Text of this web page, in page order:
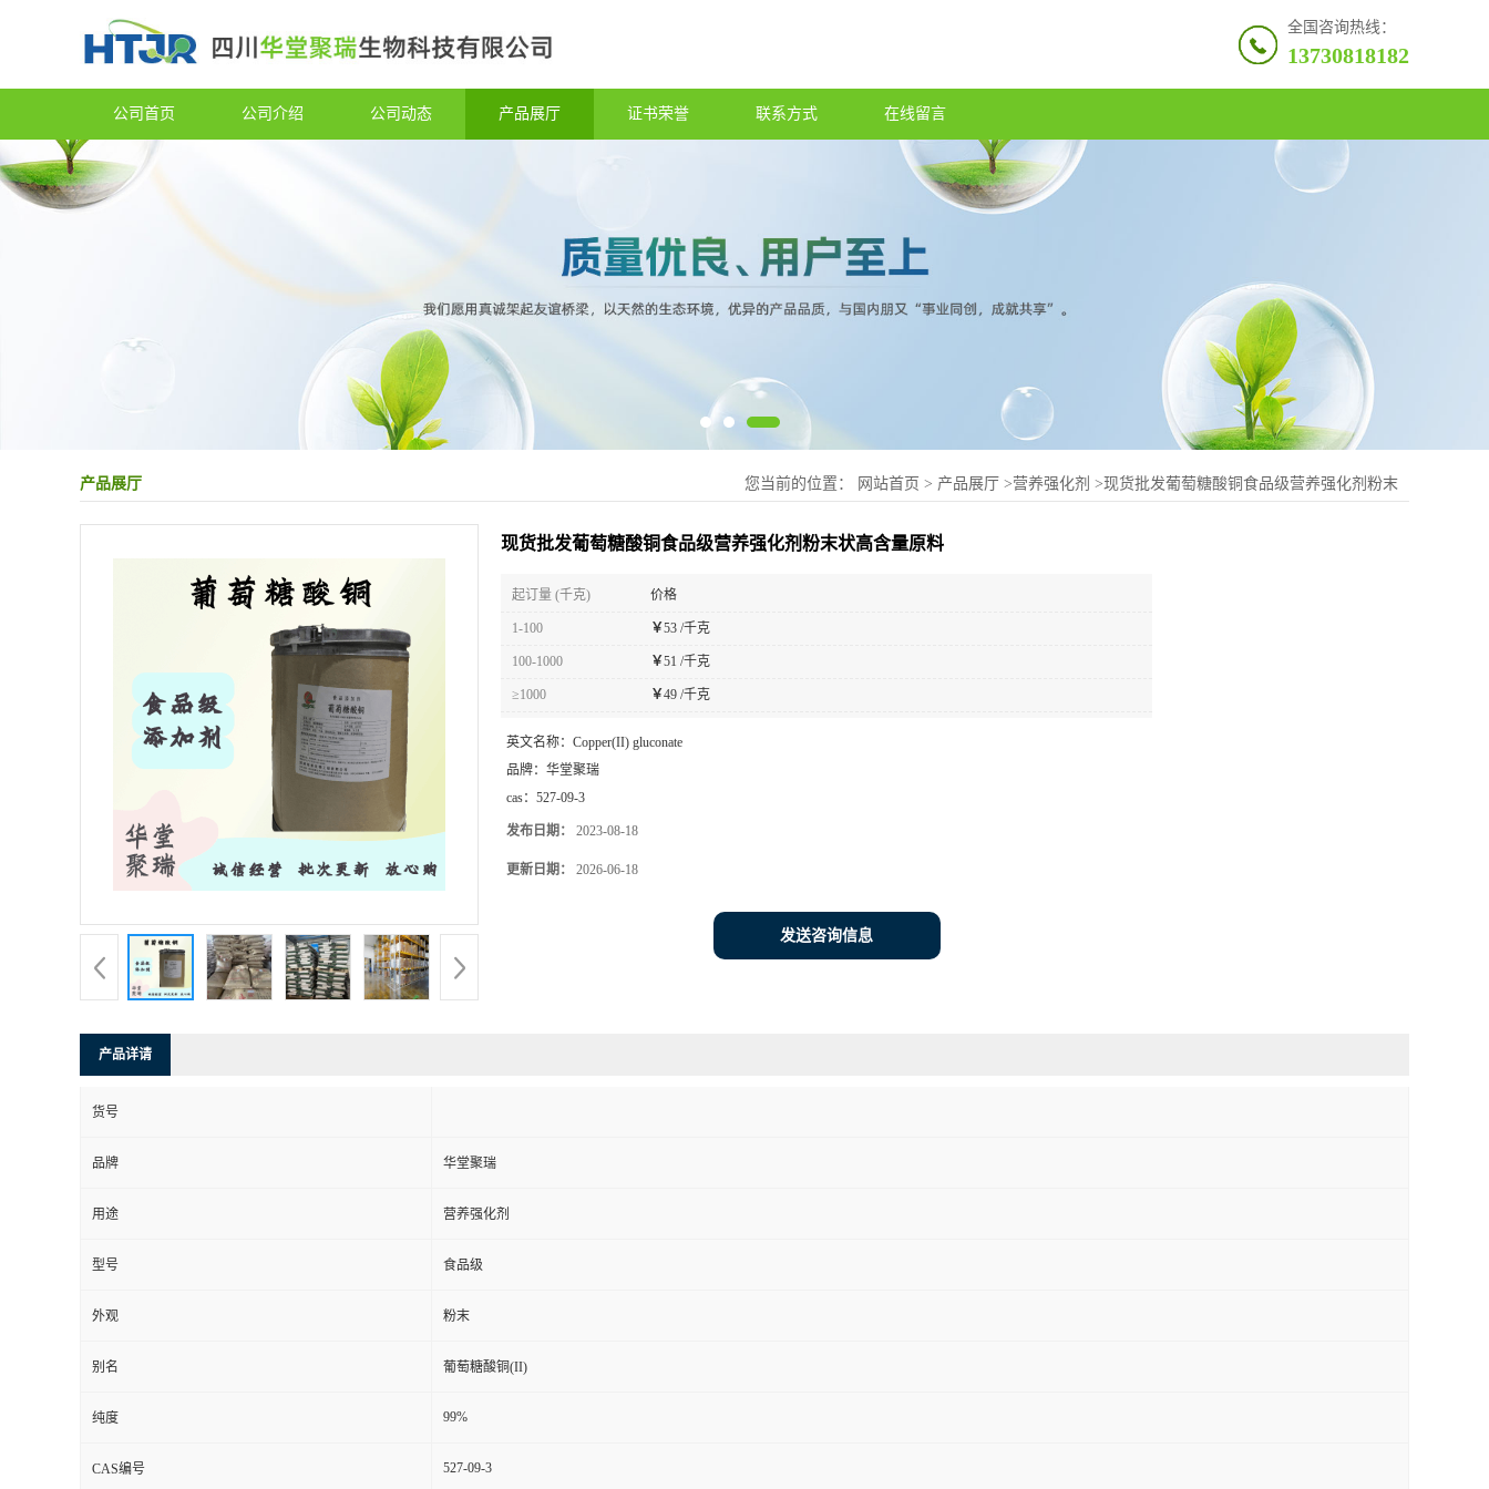
全国咨询热线：
13730818182
公司首页 公司介绍 公司动态 产品展厅 证书荣誉 联系方式 在线留言
产品展厅 您当前的位置： 网站首页 > 产品展厅 >营养强化剂 >现货批发葡萄糖酸铜食品级营养强化剂粉末
现货批发葡萄糖酸铜食品级营养强化剂粉末状高含量原料
起订量 (千克) 价格
1-100 ￥53 /千克
100-1000 ￥51 /千克
≥1000 ￥49 /千克
英文名称： Copper(II) gluconate
品牌： 华堂聚瑞
cas： 527-09-3
发布日期： 2023-08-18
更新日期： 2026-06-18
发送咨询信息
产品详请
货号
品牌 华堂聚瑞
用途 营养强化剂
型号 食品级
外观 粉末
别名 葡萄糖酸铜(II)
纯度 99%
CAS编号 527-09-3